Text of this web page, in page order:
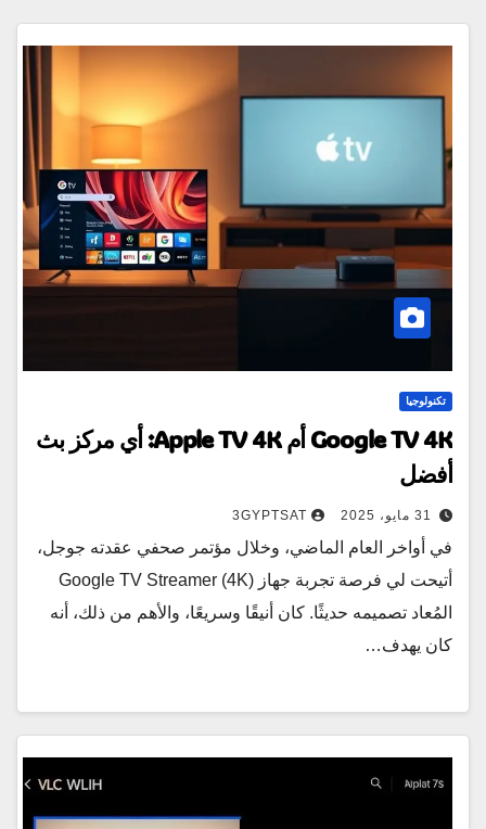
تكنولوجيا
Google TV 4K أم Apple TV 4K: أي مركز بث
أفضل
31 مايو، 2025 3GYPTSAT
في أواخر العام الماضي، وخلال مؤتمر صحفي عقدته جوجل،
أتيحت لي فرصة تجربة جهاز Google TV Streamer (4K)
المُعاد تصميمه حديثًا. كان أنيقًا وسريعًا، والأهم من ذلك، أنه
كان يهدف…